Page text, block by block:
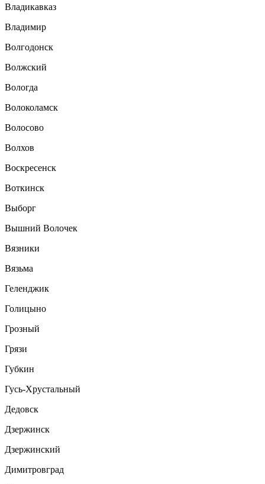
Владикавказ
Владимир
Волгодонск
Волжский
Вологда
Волоколамск
Волосово
Волхов
Воскресенск
Воткинск
Выборг
Вышний Волочек
Вязники
Вязьма
Геленджик
Голицыно
Грозный
Грязи
Губкин
Гусь-Хрустальный
Дедовск
Дзержинск
Дзержинский
Димитровград